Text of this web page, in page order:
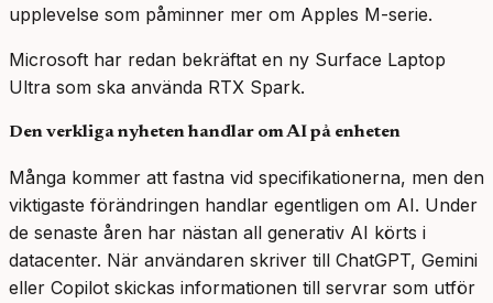
upplevelse som påminner mer om Apples M-serie.
Microsoft har redan bekräftat en ny Surface Laptop
Ultra som ska använda RTX Spark.
Den verkliga nyheten handlar om AI på enheten
Många kommer att fastna vid specifikationerna, men den
viktigaste förändringen handlar egentligen om AI. Under
de senaste åren har nästan all generativ AI körts i
datacenter. När användaren skriver till ChatGPT, Gemini
eller Copilot skickas informationen till servrar som utför